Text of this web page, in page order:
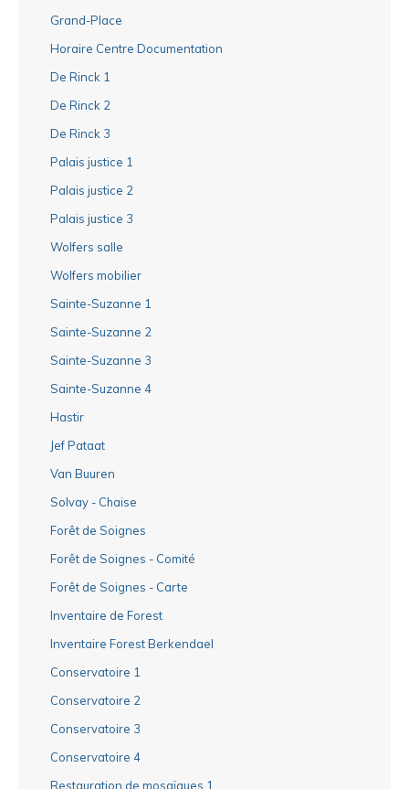
Grand-Place
Horaire Centre Documentation
De Rinck 1
De Rinck 2
De Rinck 3
Palais justice 1
Palais justice 2
Palais justice 3
Wolfers salle
Wolfers mobilier
Sainte-Suzanne 1
Sainte-Suzanne 2
Sainte-Suzanne 3
Sainte-Suzanne 4
Hastir
Jef Pataat
Van Buuren
Solvay - Chaise
Forêt de Soignes
Forêt de Soignes - Comité
Forêt de Soignes - Carte
Inventaire de Forest
Inventaire Forest Berkendael
Conservatoire 1
Conservatoire 2
Conservatoire 3
Conservatoire 4
Restauration de mosaïques 1